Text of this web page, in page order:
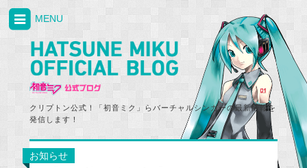
クリプトン公式！「初音ミク」らバーチャルシンガーの最新情報を
発信します！
MENU
お知らせ